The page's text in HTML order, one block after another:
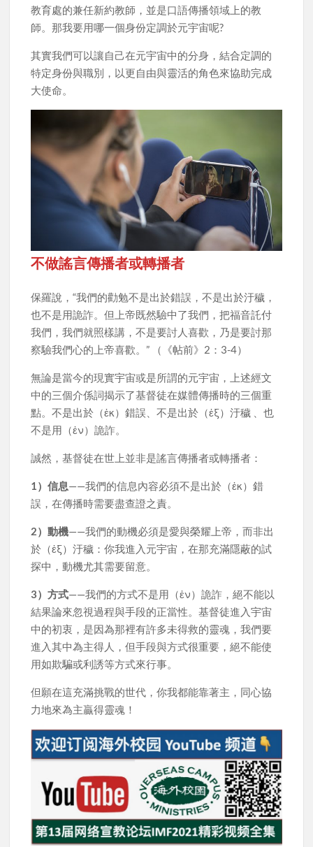
教育處的兼任新約教師，並是口語傳播領域上的教
師。那我要用哪一個身份定調於元宇宙呢?
其實我們可以讓自己在元宇宙中的分身，結合定調的
特定身份與職別，以更自由與靈活的角色來協助完成
大使命。
不做謠言傳播者或轉播者
保羅說，“我們的勸勉不是出於錯誤，不是出於汙穢，
也不是用詭詐。但上帝既然驗中了我們，把福音託付
我們，我們就照樣講，不是要討人喜歡，乃是要討那
察驗我們心的上帝喜歡。” （《帖前》2：3-4）
無論是當今的現實宇宙或是所謂的元宇宙，上述經文
中的三個介係詞揭示了基督徒在媒體傳播時的三個重
點。不是出於（ἐκ）錯誤、不是出於（ἐξ）汙穢 、也
不是用（ἐν）詭詐。
誠然，基督徒在世上並非是謠言傳播者或轉播者：
1）信息——我們的信息內容必須不是出於（ἐκ）錯
誤，在傳播時需要盡查證之責。
2）動機——我們的動機必須是愛與榮耀上帝，而非出
於（ἐξ）汙穢：你我進入元宇宙，在那充滿隱蔽的試
探中，動機尤其需要留意。
3）方式——我們的方式不是用（ἐν）詭詐，絕不能以
結果論來忽視過程與手段的正當性。基督徒進入宇宙
中的初衷，是因為那裡有許多未得救的靈魂，我們要
進入其中為主得人，但手段與方式很重要，絕不能使
用如欺騙或利誘等方式來行事。
但願在這充滿挑戰的世代，你我都能靠著主，同心協
力地來為主贏得靈魂！